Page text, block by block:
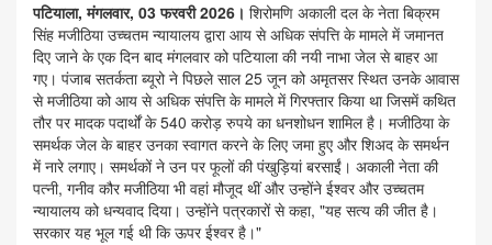
पटियाला, मंगलवार, 03 फरवरी 2026। शिरोमणि अकाली दल के नेता बिक्रम
सिंह मजीठिया उच्चतम न्यायालय द्वारा आय से अधिक संपत्ति के मामले में जमानत
दिए जाने के एक दिन बाद मंगलवार को पटियाला की नयी नाभा जेल से बाहर आ
गए। पंजाब सतर्कता ब्यूरो ने पिछले साल 25 जून को अमृतसर स्थित उनके आवास
से मजीठिया को आय से अधिक संपत्ति के मामले में गिरफ्तार किया था जिसमें कथित
तौर पर मादक पदार्थों के 540 करोड़ रुपये का धनशोधन शामिल है। मजीठिया के
समर्थक जेल के बाहर उनका स्वागत करने के लिए जमा हुए और शिअद के समर्थन
में नारे लगाए। समर्थकों ने उन पर फूलों की पंखुड़ियां बरसाईं। अकाली नेता की
पत्नी, गनीव कौर मजीठिया भी वहां मौजूद थीं और उन्होंने ईश्वर और उच्चतम
न्यायालय को धन्यवाद दिया। उन्होंने पत्रकारों से कहा, "यह सत्य की जीत है।
सरकार यह भूल गई थी कि ऊपर ईश्वर है।"